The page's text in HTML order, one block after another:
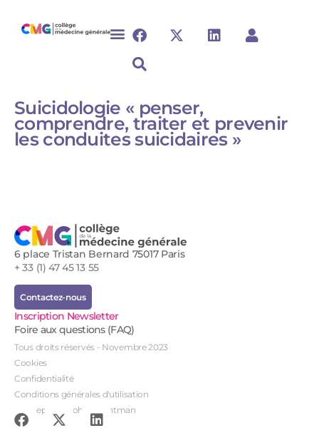
Suicidologie « penser,
comprendre, traiter et prevenir
les conduites suicidaires »
6 place Tristan Bernard 75017 Paris
+ 33 (1) 47 45 13 55
Contactez-nous
Inscription Newsletter
Foire aux questions (FAQ)
Tous droits réservés - Novembre 2023
Cookies
Confidentialité
Conditions générales d'utilisation
Conception : John Brightman